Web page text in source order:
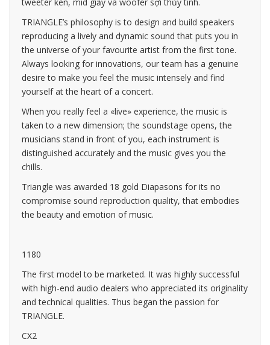
TRIANGLE’s philosophy is to design and build speakers
reproducing a lively and dynamic sound that puts you in
the universe of your favourite artist from the first tone.
Always looking for innovations, our team has a genuine
desire to make you feel the music intensely and find
yourself at the heart of a concert.
When you really feel a «live» experience, the music is
taken to a new dimension; the soundstage opens, the
musicians stand in front of you, each instrument is
distinguished accurately and the music gives you the
chills.
Triangle was awarded 18 gold Diapasons for its no
compromise sound reproduction quality, that embodies
the beauty and emotion of music.
1180
The first model to be marketed. It was highly successful
with high-end audio dealers who appreciated its originality
and technical qualities. Thus began the passion for
TRIANGLE.
CX2